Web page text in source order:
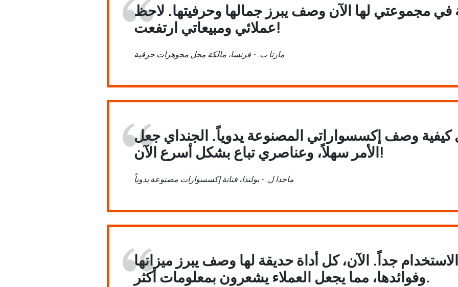
مجموعتي لها الآن وصف يبرز جمالها وحرفيتها. لاحظ
عملائي ومبيعاتي ارتفعت!
مارتا ب. - فرنسا، مالكة محل مجوهرات حرفية
كيفية وصف إكسسواراتي المصنوعة يدوياً. الجنداي جعل
الأمر سهلاً، وعناصري تباع بشكل أسرع الآن!
ماجدا ل. - بولندا، فنانة إكسسوارات مصنوعة يدوياً
جداً. الآن، كل أداة حديقة لها وصف يبرز ميزاتها
وفوائدها، مما يجعل العملاء يشعرون بمعلومات أكثر.